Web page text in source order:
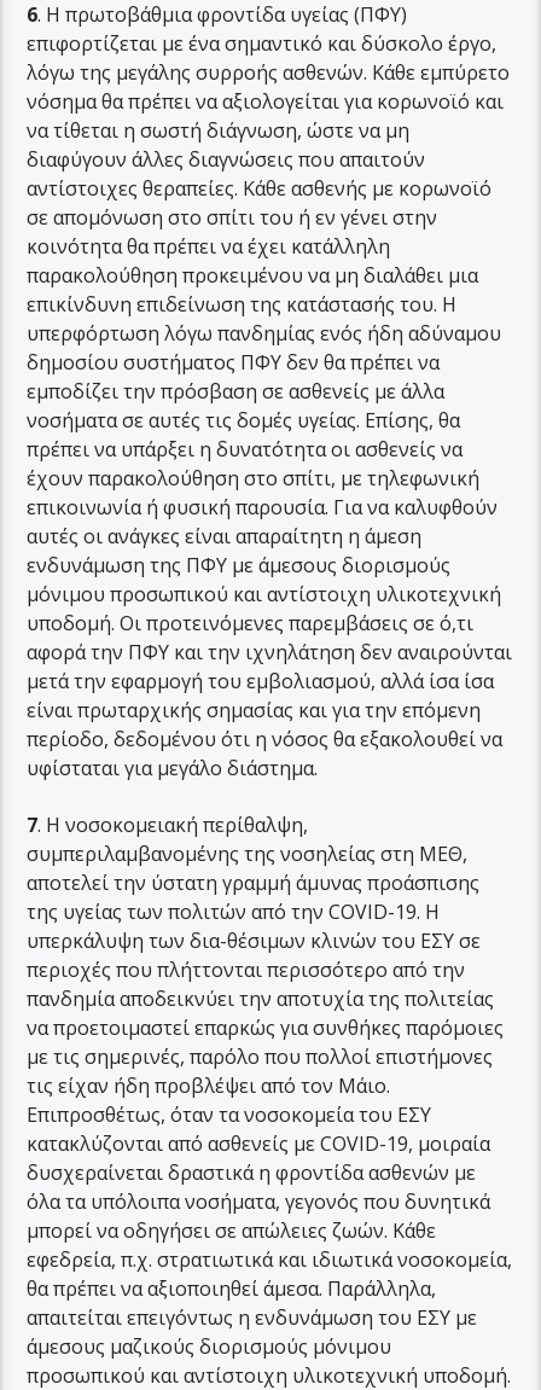
6. Η πρωτοβάθμια φροντίδα υγείας (ΠΦΥ)
επιφορτίζεται με ένα σημαντικό και δύσκολο έργο,
λόγω της μεγάλης συρροής ασθενών. Κάθε εμπύρετο
νόσημα θα πρέπει να αξιολογείται για κορωνοϊό και
να τίθεται η σωστή διάγνωση, ώστε να μη
διαφύγουν άλλες διαγνώσεις που απαιτούν
αντίστοιχες θεραπείες. Κάθε ασθενής με κορωνοϊό
σε απομόνωση στο σπίτι του ή εν γένει στην
κοινότητα θα πρέπει να έχει κατάλληλη
παρακολούθηση προκειμένου να μη διαλάθει μια
επικίνδυνη επιδείνωση της κατάστασής του. Η
υπερφόρτωση λόγω πανδημίας ενός ήδη αδύναμου
δημοσίου συστήματος ΠΦΥ δεν θα πρέπει να
εμποδίζει την πρόσβαση σε ασθενείς με άλλα
νοσήματα σε αυτές τις δομές υγείας. Επίσης, θα
πρέπει να υπάρξει η δυνατότητα οι ασθενείς να
έχουν παρακολούθηση στο σπίτι, με τηλεφωνική
επικοινωνία ή φυσική παρουσία. Για να καλυφθούν
αυτές οι ανάγκες είναι απαραίτητη η άμεση
ενδυνάμωση της ΠΦΥ με άμεσους διορισμούς
μόνιμου προσωπικού και αντίστοιχη υλικοτεχνική
υποδομή. Οι προτεινόμενες παρεμβάσεις σε ό,τι
αφορά την ΠΦΥ και την ιχνηλάτηση δεν αναιρούνται
μετά την εφαρμογή του εμβολιασμού, αλλά ίσα ίσα
είναι πρωταρχικής σημασίας και για την επόμενη
περίοδο, δεδομένου ότι η νόσος θα εξακολουθεί να
υφίσταται για μεγάλο διάστημα.
7. Η νοσοκομειακή περίθαλψη,
συμπεριλαμβανομένης της νοσηλείας στη ΜΕΘ,
αποτελεί την ύστατη γραμμή άμυνας προάσπισης
της υγείας των πολιτών από την COVΙD-19. Η
υπερκάλυψη των δια-θέσιμων κλινών του ΕΣΥ σε
περιοχές που πλήττονται περισσότερο από την
πανδημία αποδεικνύει την αποτυχία της πολιτείας
να προετοιμαστεί επαρκώς για συνθήκες παρόμοιες
με τις σημερινές, παρόλο που πολλοί επιστήμονες
τις είχαν ήδη προβλέψει από τον Μάιο.
Επιπροσθέτως, όταν τα νοσοκομεία του ΕΣΥ
κατακλύζονται από ασθενείς με COVID-19, μοιραία
δυσχεραίνεται δραστικά η φροντίδα ασθενών με
όλα τα υπόλοιπα νοσήματα, γεγονός που δυνητικά
μπορεί να οδηγήσει σε απώλειες ζωών. Κάθε
εφεδρεία, π.χ. στρατιωτικά και ιδιωτικά νοσοκομεία,
θα πρέπει να αξιοποιηθεί άμεσα. Παράλληλα,
απαιτείται επειγόντως η ενδυνάμωση του ΕΣΥ με
άμεσους μαζικούς διορισμούς μόνιμου
προσωπικού και αντίστοιχη υλικοτεχνική υποδομή.